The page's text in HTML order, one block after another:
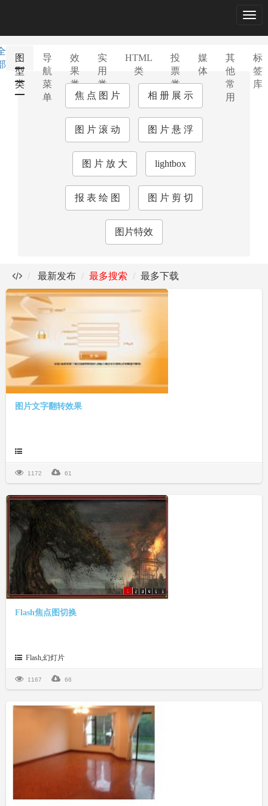
图
型
类
导
航
菜
单
效
果
类
实
用
类
HTML
类
投
票
类
媒
体
其
他
常
用
标
签
库
焦 点 图 片
相 册 展 示
图 片 滚 动 图 片 悬 浮
图 片 放 大 lightbox
报 表 绘 图 图 片 剪 切
图片特效
最新发布 最多搜索 最多下载
图片文字翻转效果
1172 61
Flash焦点图切换
Flash,幻灯片
1167 66